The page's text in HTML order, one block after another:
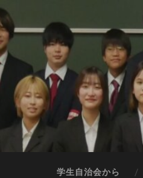
学生自治会から